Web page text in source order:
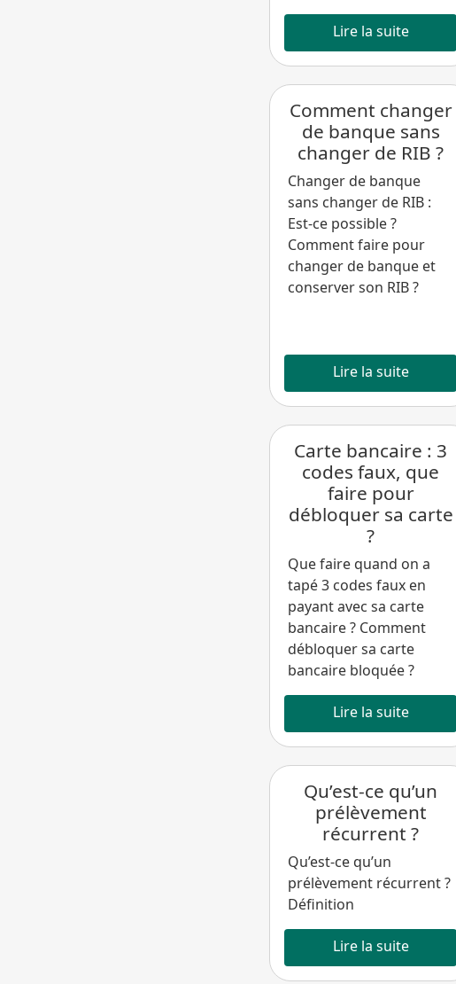
Lire la suite
Comment changer
de banque sans
changer de RIB ?
Changer de banque
sans changer de RIB :
Est-ce possible ?
Comment faire pour
changer de banque et
conserver son RIB ?
Lire la suite
Carte bancaire : 3
codes faux, que
faire pour
débloquer sa carte
?
Que faire quand on a
tapé 3 codes faux en
payant avec sa carte
bancaire ? Comment
débloquer sa carte
bancaire bloquée ?
Lire la suite
Qu’est-ce qu’un
prélèvement
récurrent ?
Qu’est-ce qu’un
prélèvement récurrent ?
Définition
Lire la suite